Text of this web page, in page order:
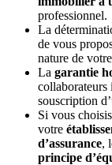
professionnel.
La
de vous
nature de
La garantie
collaborateurs
souscription
Si vous
votre
d’assurance,
principe